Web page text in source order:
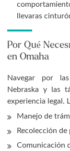
llevaras
Por Qué
en Omaha
Navegar por
Nebraska y las
experiencia legal.
Manejo de
Recolección
Comunicación